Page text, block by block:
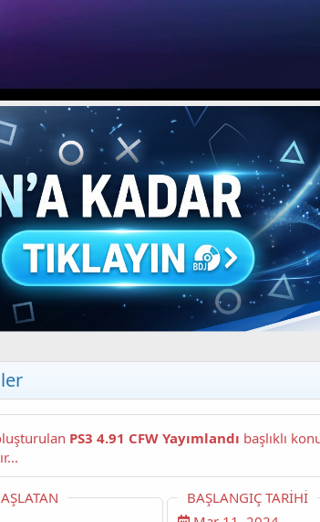
oluşturulan PS3 4.91 CFW Yayımlandı başlıklı
BAŞLANGIÇ TARIHI